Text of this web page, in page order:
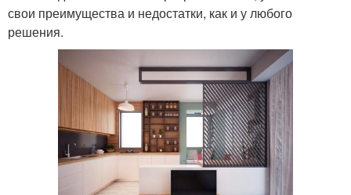
свои преимущества и недостатки, как и у любого
решения.